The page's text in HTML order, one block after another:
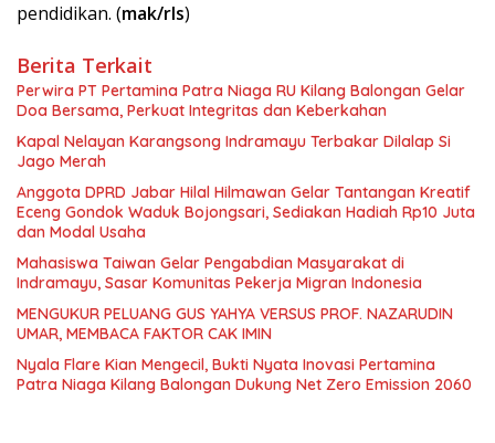
pendidikan. (mak/rls)
Berita Terkait
Perwira PT Pertamina Patra Niaga RU Kilang Balongan Gelar
Doa Bersama, Perkuat Integritas dan Keberkahan
Kapal Nelayan Karangsong Indramayu Terbakar Dilalap Si
Jago Merah
Anggota DPRD Jabar Hilal Hilmawan Gelar Tantangan Kreatif
Eceng Gondok Waduk Bojongsari, Sediakan Hadiah Rp10 Juta
dan Modal Usaha
Mahasiswa Taiwan Gelar Pengabdian Masyarakat di
Indramayu, Sasar Komunitas Pekerja Migran Indonesia
MENGUKUR PELUANG GUS YAHYA VERSUS PROF. NAZARUDIN
UMAR, MEMBACA FAKTOR CAK IMIN
Nyala Flare Kian Mengecil, Bukti Nyata Inovasi Pertamina
Patra Niaga Kilang Balongan Dukung Net Zero Emission 2060